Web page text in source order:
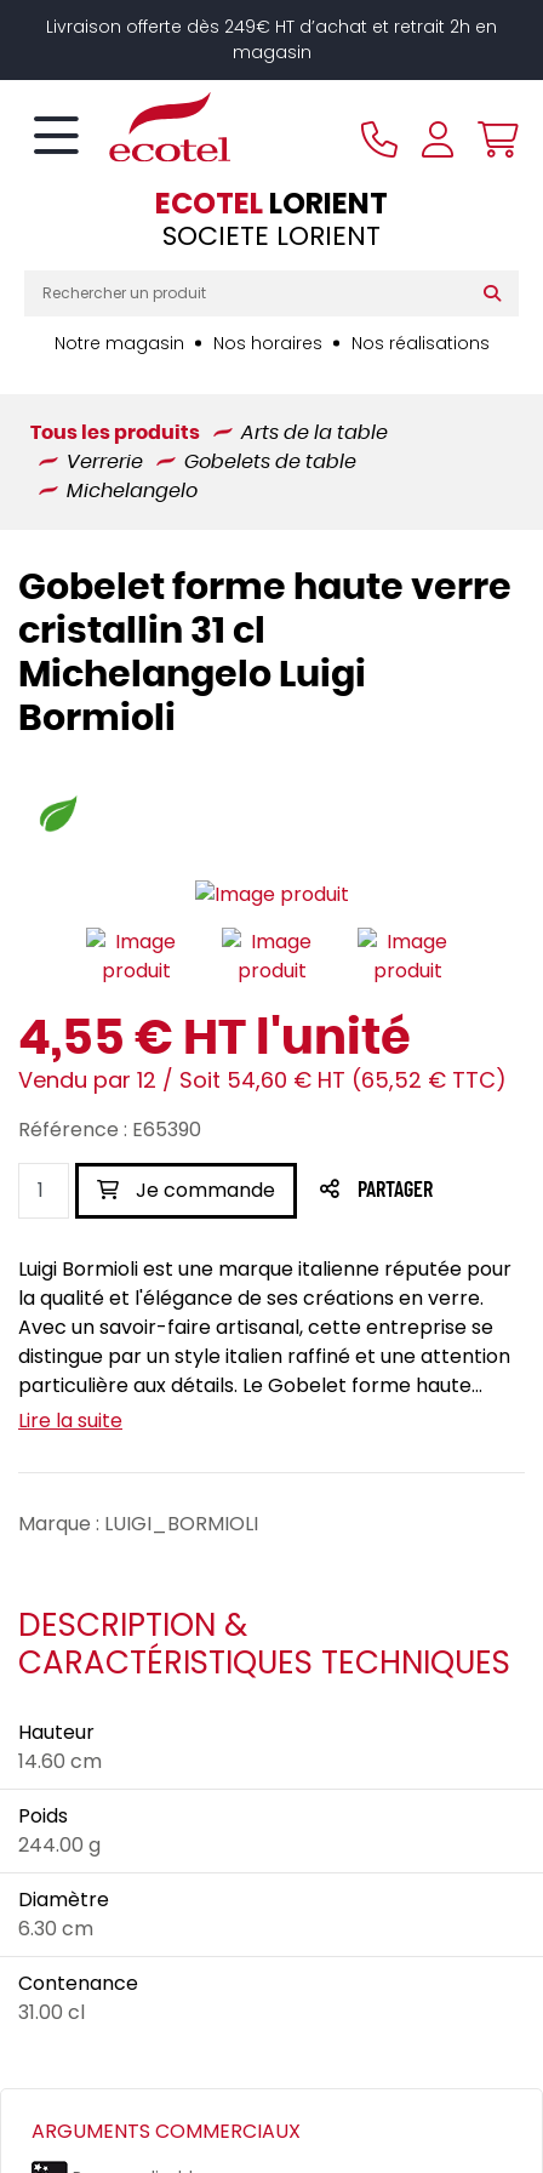
Livraison offerte dès 249€ HT d’achat et retrait 2h en
magasin
ECOTELLORIENT
SOCIETE LORIENT
Notre magasin Nos horaires Nos réalisations
Tous les produits
Arts de la table
Verrerie
Gobelets de table
Michelangelo
Gobelet forme haute verre
cristallin 31 cl
Michelangelo Luigi
Bormioli
4,55 € HT l'unité
Vendu par 12 / Soit 54,60 € HT (65,52 € TTC)
Référence : E65390
Je commande PARTAGER
Luigi Bormioli est une marque italienne réputée pour
la qualité et l'élégance de ses créations en verre.
Avec un savoir-faire artisanal, cette entreprise se
distingue par un style italien raffiné et une attention
particulière aux détails. Le Gobelet forme haute...
Lire la suite
Marque : LUIGI_BORMIOLI
DESCRIPTION &
CARACTÉRISTIQUES TECHNIQUES
Hauteur
14.60 cm
Poids
244.00 g
Diamètre
6.30 cm
Contenance
31.00 cl
ARGUMENTS COMMERCIAUX
Panneau de gestion des cookies